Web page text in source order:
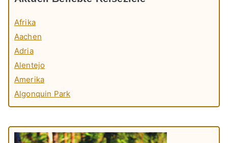
Afrika
Aachen
Adria
Alentejo
Amerika
Algonquin Park